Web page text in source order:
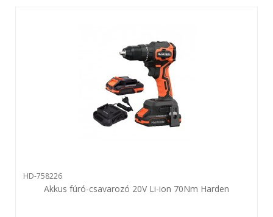
HD-758226
Akkus fúró-csavarozó 20V Li-ion 70Nm Harden